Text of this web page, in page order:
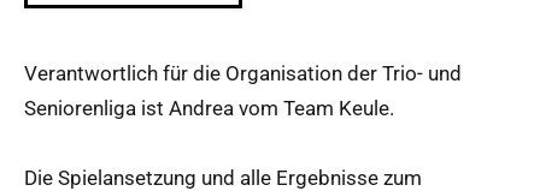
Verantwortlich für die Organisation der Trio- und
Seniorenliga ist Andrea vom Team Keule.
Die Spielansetzung und alle Ergebnisse zum